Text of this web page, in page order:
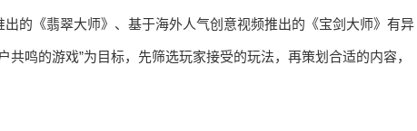
的《翡翠大师》、基于海外人气创意视频推出的《宝剑大师》有异
鸣的游戏”为目标，先筛选玩家接受的玩法，再策划合适的内容，